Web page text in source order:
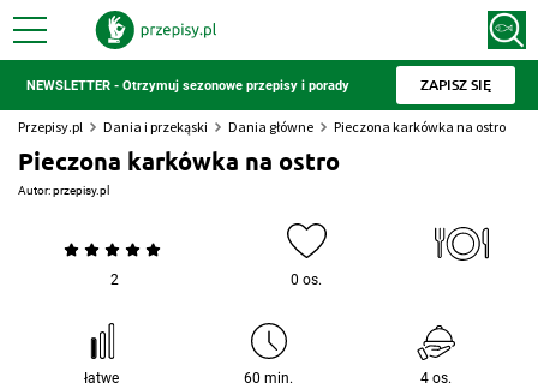
NEWSLETTER - Otrzymuj sezonowe przepisy i porady ZAPISZ SIĘ
Przepisy.pl Dania i przekąski Dania główne Pieczona karkówka na ostro
Pieczona karkówka na ostro
Autor:przepisy.pl
2 0 os.
łatwe 60 min. 4 os.